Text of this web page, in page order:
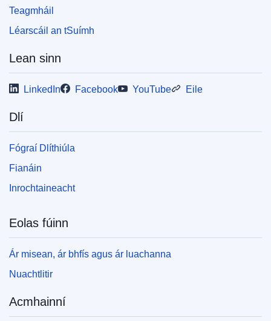
Teagmháil
Léarscáil an tSuímh
Lean sinn
LinkedIn Facebook YouTube Eile
Dlí
Fógraí Dlíthiúla
Fianáin
Inrochtaineacht
Eolas fúinn
Ár misean, ár bhfís agus ár luachanna
Nuachtlitir
Acmhainní